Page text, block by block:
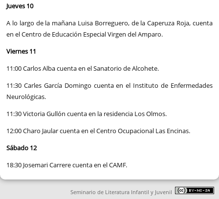
Jueves 10
A lo largo de la mañana Luisa Borreguero, de la Caperuza Roja, cuenta
en el Centro de Educación Especial Virgen del Amparo.
Viernes 11
11:00 Carlos Alba cuenta en el Sanatorio de Alcohete.
11:30 Carles García Domingo cuenta en el Instituto de Enfermedades
Neurológicas.
11:30 Victoria Gullón cuenta en la residencia Los Olmos.
12:00 Charo Jaular cuenta en el Centro Ocupacional Las Encinas.
Sábado 12
18:30 Josemari Carrere cuenta en el CAMF.
Seminario de Literatura Infantil y Juvenil